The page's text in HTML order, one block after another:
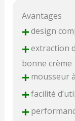
Avantages
+design
+extraction
bonne crème
+mousseur
+facilité
+